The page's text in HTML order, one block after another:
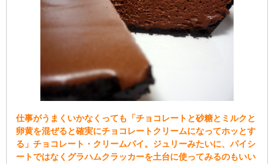
仕事がうまくいかなくっても「チョコレートと砂糖とミルクと
卵黄を混ぜると確実にチョコレートクリームになってホッとす
る」チョコレート・クリームパイ。ジュリーみたいに、パイシ
ートではなくグラハムクラッカーを土台に使ってみるのもいい